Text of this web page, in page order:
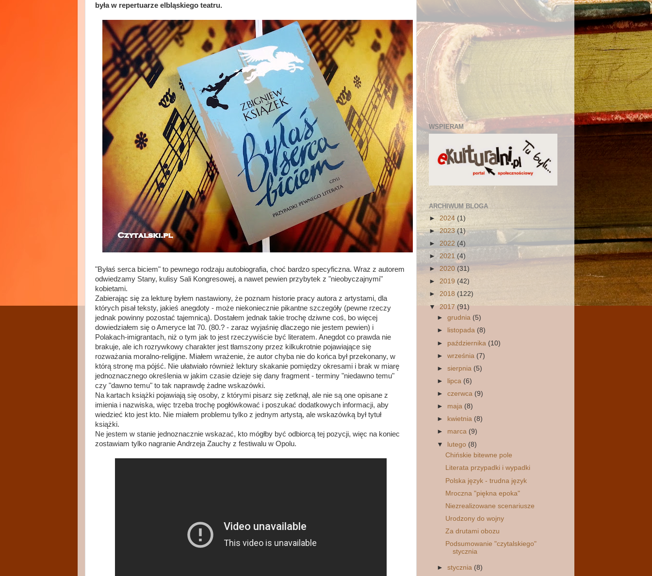
była w repertuarze elbląskiego teatru.
"Byłaś serca biciem" to pewnego rodzaju autobiografia, choć bardzo specyficzna. Wraz z autorem
odwiedzamy Stany, kulisy Sali Kongresowej, a nawet pewien przybytek z "nieobyczajnymi"
kobietami.
Zabierając się za lekturę byłem nastawiony, że poznam historie pracy autora z artystami, dla
których pisał teksty, jakieś anegdoty - może niekoniecznie pikantne szczegóły (pewne rzeczy
jednak powinny pozostać tajemnicą). Dostałem jednak takie trochę dziwne coś, bo więcej
dowiedziałem się o Ameryce lat 70. (80.? - zaraz wyjaśnię dlaczego nie jestem pewien) i
Polakach-imigrantach, niż o tym jak to jest rzeczywiście być literatem. Anegdot co prawda nie
brakuje, ale ich rozrywkowy charakter jest tłamszony przez kilkukrotnie pojawiające się
rozważania moralno-religijne. Miałem wrażenie, że autor chyba nie do końca był przekonany, w
którą stronę ma pójść. Nie ułatwiało również lektury skakanie pomiędzy okresami i brak w miarę
jednoznacznego określenia w jakim czasie dzieje się dany fragment - terminy "niedawno temu"
czy "dawno temu" to tak naprawdę żadne wskazówki.
Na kartach książki pojawiają się osoby, z którymi pisarz się zetknął, ale nie są one opisane z
imienia i nazwiska, więc trzeba trochę pogłówkować i poszukać dodatkowych informacji, aby
wiedzieć kto jest kto. Nie miałem problemu tylko z jednym artystą, ale wskazówką był tytuł
książki.
Ne jestem w stanie jednoznacznie wskazać, kto mógłby być odbiorcą tej pozycji, więc na koniec
zostawiam tylko nagranie Andrzeja Zauchy z festiwalu w Opolu.
WSPIERAM
ARCHIWUM BLOGA
► 2024 (1)
►2023(1)
► 2022 (4)
►2021 (4)
► 2020 (31)
► 2019 (42)
► 2018 (122)
▼ 2017 (91)
►grudnia (5)
►
listopada (8)
► października (10)
►września (7)
►sierpnia (5)
►
lipca (6)
►czerwca (9)
► maja (8)
►
kwietnia (8)
► marca (9)
▼ lutego (8)
Chińskie bitewne pole
Literata przypadki i wypadki
Polska język - trudna język
Mroczna "piękna epoka"
Niezrealizowane scenariusze
Urodzony do wojny
Za drutami obozu
Podsumowanie "czytalskiego"
stycznia
►stycznia (8)